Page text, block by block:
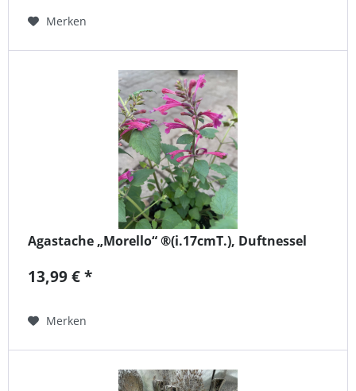
Merken
Agastache „Morello“ ®(i.17cmT.), Duftnessel
13,99 € *
Merken